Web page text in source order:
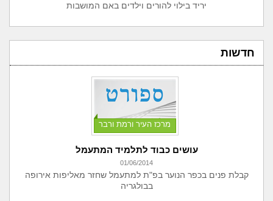
יריד בילוי להורים וילדים באם המושבות
חדשות
מרכז העיר ורמת ורבר
עושים כבוד לתלמיד המתעמל
01/06/2014
קבלת פנים בכפר הנוער בפ"ת למתעמל שחזר מאליפות אירופה
בבולגריה